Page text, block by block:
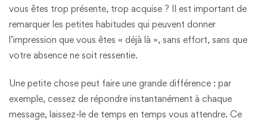
vous êtes trop présente, trop acquise ? Il est important de
remarquer les petites habitudes qui peuvent donner
l’impression que vous êtes « déjà là », sans effort, sans que
votre absence ne soit ressentie.
Une petite chose peut faire une grande différence : par
exemple, cessez de répondre instantanément à chaque
message, laissez-le de temps en temps vous attendre. Ce